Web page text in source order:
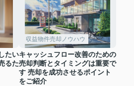
たい
るた
収益物件売却ノウハウ
キャッシュフロー改善のための
売却判断とタイミングは重要で
す 売却を成功させるポイント
をご紹介